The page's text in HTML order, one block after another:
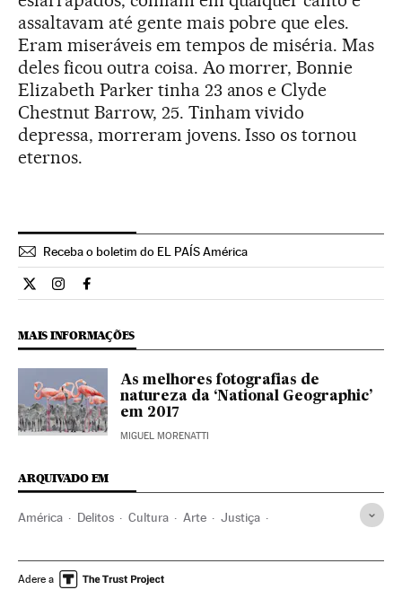
assaltavam até gente mais pobre que eles.
Eram miseráveis em tempos de miséria. Mas
deles ficou outra coisa. Ao morrer, Bonnie
Elizabeth Parker tinha 23 anos e Clyde
Chestnut Barrow, 25. Tinham vivido
depressa, morreram jovens. Isso os tornou
eternos.
Receba o boletim do EL PAÍS América
Cultura El País Brasil en Twitter
Cultura El País Brasil en Instagram
Cultura El País Brasil en Facebook
MAIS INFORMAÇÕES
As melhores fotografias de
natureza da ‘National Geographic’
em 2017
MIGUEL MORENATTI
ARQUIVADO EM
América Delitos Cultura Arte Justiça
Estados Unidos Artes plásticas
Adere a